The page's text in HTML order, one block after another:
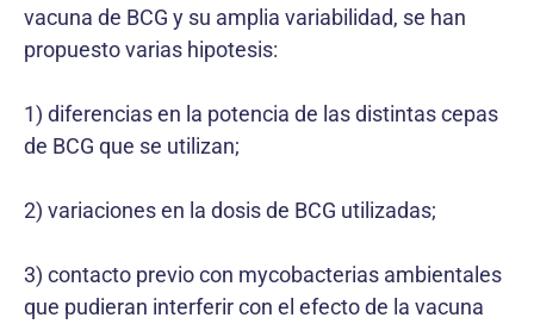
vacuna de BCG y su amplia variabilidad, se han
propuesto varias hipotesis:
1) diferencias en la potencia de las distintas cepas
de BCG que se utilizan;
2) variaciones en la dosis de BCG utilizadas;
3) contacto previo con mycobacterias ambientales
que pudieran interferir con el efecto de la vacuna